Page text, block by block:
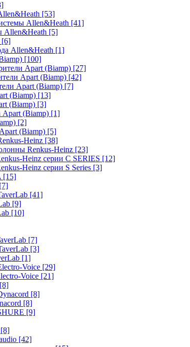
[53]
Allen&Heath [41]
Allen&Heath [5]
[6]
Allen&Heath [1]
[100]
Apart (Biamp) [27]
Apart (Biamp) [42]
Apart (Biamp) [7]
(Biamp) [13]
(Biamp) [3]
Apart (Biamp) [1]
[2]
(Biamp) [5]
Heinz [38]
Renkus-Heinz [23]
Heinz серии C SERIES [12]
Heinz серии S Series [3]
[15]
[7]
[41]
[9]
[10]
[7]
[3]
[1]
Voice [29]
Voice [21]
[8]
[8]
[8]
[9]
[8]
[42]